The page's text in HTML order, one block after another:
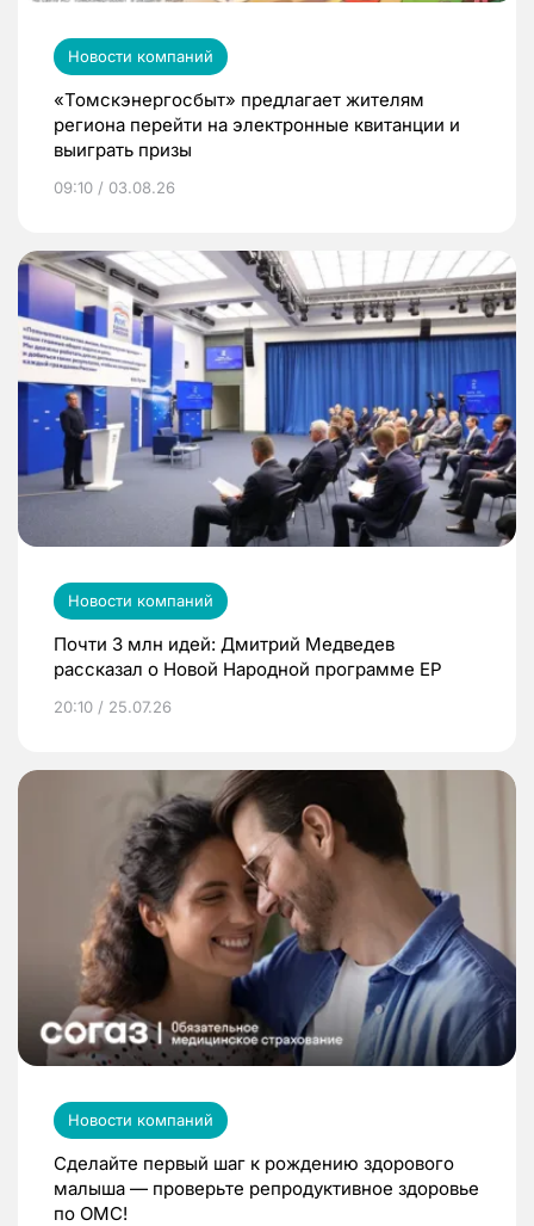
Новости компаний
«Томскэнергосбыт» предлагает жителям
региона перейти на электронные квитанции и
выиграть призы
09:10 / 03.08.26
Новости компаний
Почти 3 млн идей: Дмитрий Медведев
рассказал о Новой Народной программе ЕР
20:10 / 25.07.26
Новости компаний
Сделайте первый шаг к рождению здорового
малыша — проверьте репродуктивное здоровье
по ОМС!